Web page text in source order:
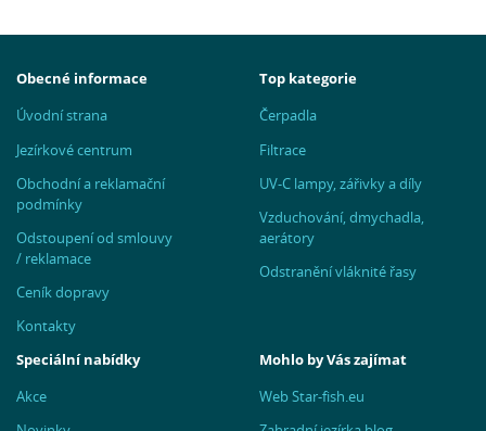
Obecné informace
Úvodní strana
Jezírkové centrum
Obchodní a reklamační
podmínky
Odstoupení od smlouvy
/ reklamace
Ceník dopravy
Kontakty
Top kategorie
Čerpadla
Filtrace
UV-C lampy, zářivky a díly
Vzduchování, dmychadla,
aerátory
Odstranění vláknité řasy
Speciální nabídky
Akce
Mohlo by Vás zajímat
Web Star-fish.eu